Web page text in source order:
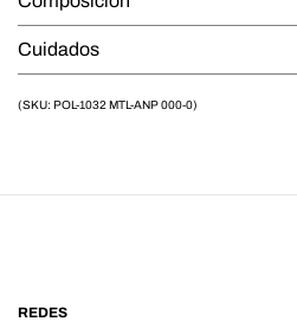
Cuidados
(SKU: POL-1032 MTL-ANP 000-0)
REDES